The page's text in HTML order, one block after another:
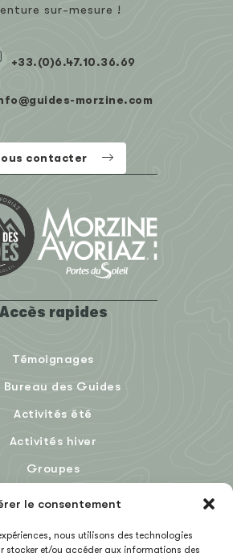
le consentement
nous utilisons des technologies
stocker et/ou accéder aux informations des
sur-mesure !
+33.(0)6.47.10.36.69
morzine.com
contacter
Accès rapides
Témoignages
Bureau des Guides
Activités été
Activités hiver
Groupes